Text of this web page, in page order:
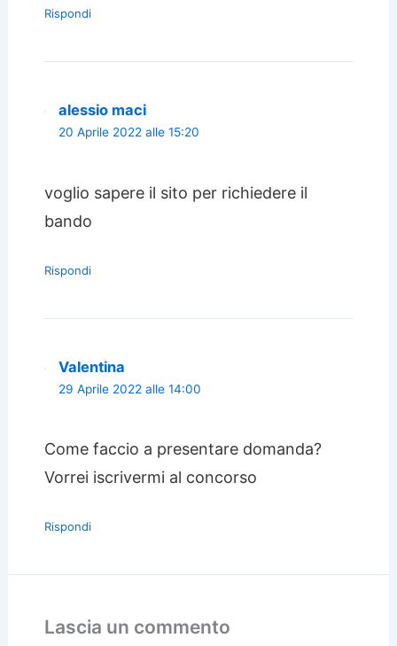
Rispondi
alessio maci
20 Aprile 2022 alle 15:20
voglio sapere il sito per richiedere il
bando
Rispondi
Valentina
29 Aprile 2022 alle 14:00
Come faccio a presentare domanda?
Vorrei iscrivermi al concorso
Rispondi
Lascia un commento